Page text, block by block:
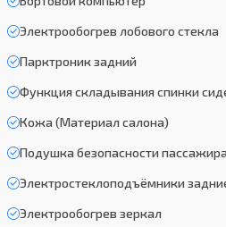
Электрообогрев лобового стекла
Парктроник задний
Функция складывания спинки
Кожа (Материал салона)
Подушка безопасности пассажира
Электростеклоподъёмники
Электрообогрев зеркал